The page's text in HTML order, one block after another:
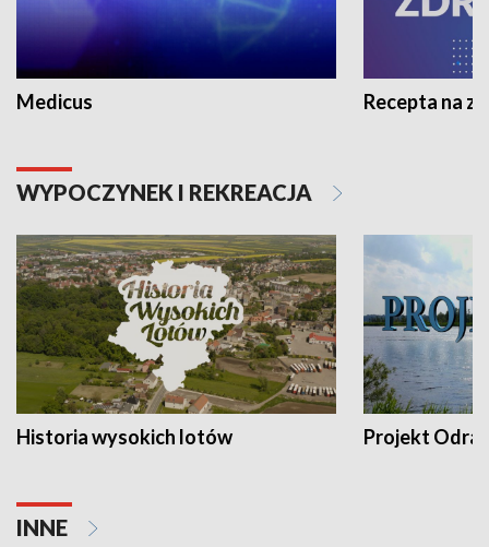
Medicus Recepta na
WYPOCZYNEK I REKREACJA
Historia wysokich lotów Projekt Odra
INNE